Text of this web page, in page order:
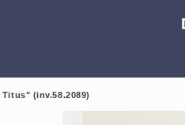
(inv.58.2089)